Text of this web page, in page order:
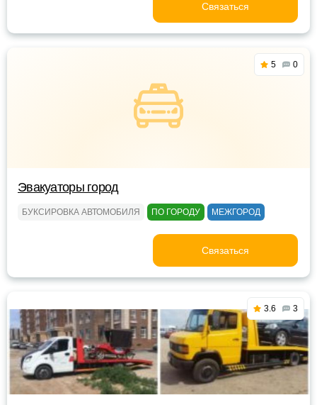
Связаться
5 0
Эвакуаторы город
БУКСИРОВКА АВТОМОБИЛЯ ПО ГОРОДУ МЕЖГОРОД
Связаться
3.6 3